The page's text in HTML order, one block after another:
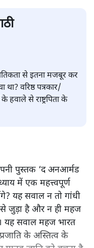
से इतना मजबूर कर
था? वरिष्ठ पत्रकार/
हवाले से राष्ट्रपिता के
पुस्तक ‘द अनआर्मड
में एक महत्त्वपूर्ण
यह सवाल न तो गांधी
से जुड़ा है और न ही महज
यह सवाल महज भारत
के अस्तित्व के